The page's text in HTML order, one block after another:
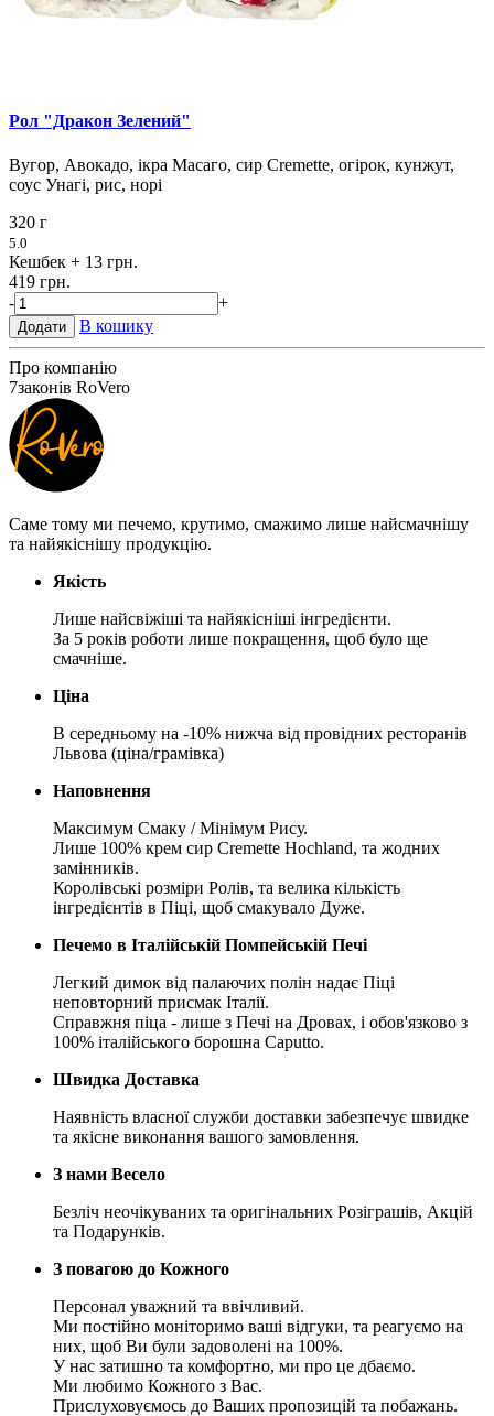
Рол "Дракон Зелений"
Вугор, Авокадо, ікра Масаго, сир Cremette, огірок, кунжут,
соус Унагі, рис, норі
320 г
5.0
Кешбек + 13 грн.
419 грн.
-
+
Додати В кошику
Про компанію
7законів RoVero
Саме тому ми печемо, крутимо, смажимо лише найсмачнішу
та найякіснішу продукцію.
Якість
Лише найсвіжіші та найякісніші інгредієнти.
За 5 років роботи лише покращення, щоб було ще
смачніше.
Ціна
В середньому на -10% нижча від провідних ресторанів
Львова (ціна/грамівка)
Наповнення
Максимум Смаку / Мінімум Рису.
Лише 100% крем сир Cremette Hochland, та жодних
замінників.
Королівські розміри Ролів, та велика кількість
інгредієнтів в Піці, щоб смакувало Дуже.
Печемо в Італійській Помпейській Печі
Легкий димок від палаючих полін надає Піці
неповторний присмак Італії.
Справжня піца - лише з Печі на Дровах, і обов'язково з
100% італійського борошна Caputto.
Швидка Доставка
Наявність власної служби доставки забезпечує швидке
та якісне виконання вашого замовлення.
З нами Весело
Безліч неочікуваних та оригінальних Розіграшів, Акцій
та Подарунків.
З повагою до Кожного
Персонал уважний та ввічливий.
Ми постійно моніторимо ваші відгуки, та реагуємо на
них, щоб Ви були задоволені на 100%.
У нас затишно та комфортно, ми про це дбаємо.
Ми любимо Кожного з Вас.
Прислуховуємось до Ваших пропозицій та побажань.